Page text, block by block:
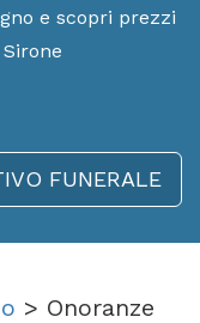
e scopri prezzi
FUNERALE
> Onoranze